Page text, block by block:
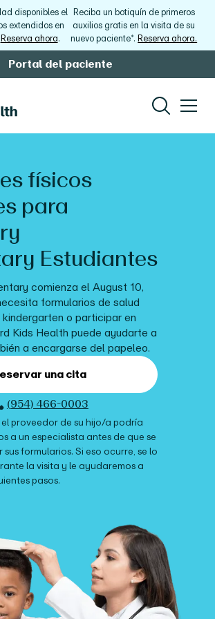
disponibles el
extendidos en
Reserva ahora.
Reciba un botiquín de primeros
auxilios gratis en la visita de su
nuevo paciente*. Reserva ahora.
Portal del paciente
físicos
para
Estudiantes
comienza elAugust 10,
formularios de salud
o participar en
Kids Health puede ayudarte a
a encargarse del papeleo.
una cita
(954) 466-0003
el proveedor de su hijo/a podría
a un especialista antes de que se
formularios. Si eso ocurre, se lo
la visita y le ayudaremos a
pasos.